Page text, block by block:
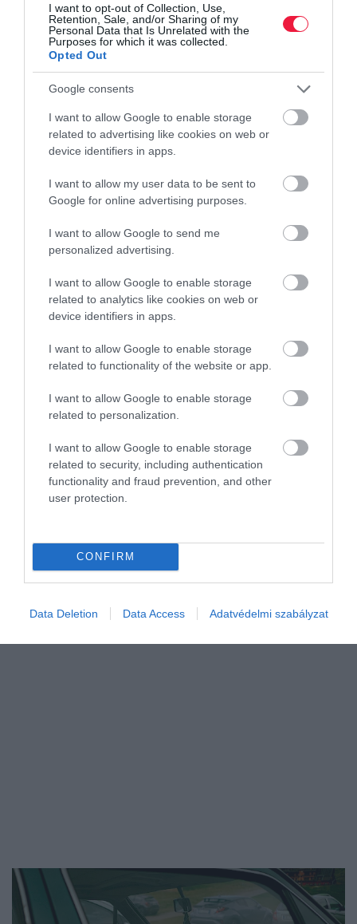
I want to opt-out of Collection, Use,
Retention, Sale, and/or Sharing of my
Personal Data that Is Unrelated with the
Purposes for which it was collected.
Opted Out
Google consents
I want to allow Google to enable storage
related to advertising like cookies on web or
device identifiers in apps.
I want to allow my user data to be sent to
Google for online advertising purposes.
I want to allow Google to send me
personalized advertising.
I want to allow Google to enable storage
related to analytics like cookies on web or
device identifiers in apps.
I want to allow Google to enable storage
related to functionality of the website or app.
I want to allow Google to enable storage
related to personalization.
I want to allow Google to enable storage
related to security, including authentication
functionality and fraud prevention, and other
user protection.
CONFIRM
Data Deletion Data Access Adatvédelmi szabályzat
milliótól indulnak és elérhetik a 10 milliárd forintot. A Duna…
PIACOK
Rekorderedményekkel zárta a 2025-ös pénzügyi évet az IKEA
Magyarország: a teljes kiskereskedelmi forgalom elérte a 144,3
pénzügyi évhez…